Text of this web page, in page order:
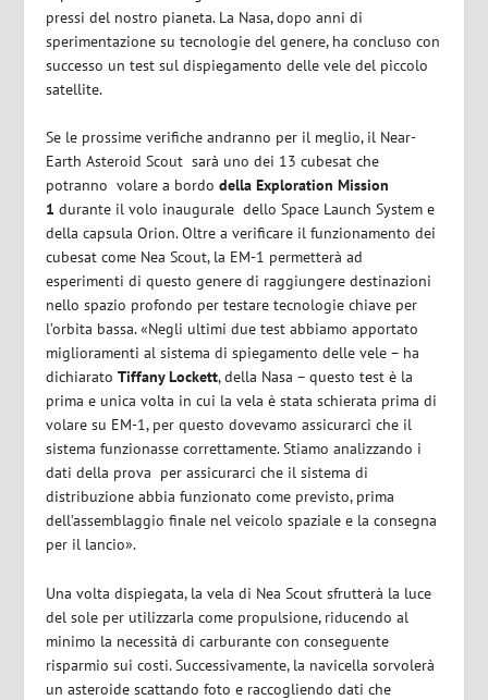
pressi del nostro pianeta. La Nasa, dopo anni di
sperimentazione su tecnologie del genere, ha concluso con
successo un test sul dispiegamento delle vele del piccolo
satellite.
Se le prossime verifiche andranno per il meglio, il Near-
Earth Asteroid Scout sarà uno dei 13 cubesat che
potranno volare a bordodella Exploration Mission
1 durante il volo inaugurale dello Space Launch System e
della capsula Orion. Oltre a verificare il funzionamento dei
cubesat come Nea Scout, la EM-1 permetterà ad
esperimenti di questo genere di raggiungere destinazioni
nello spazio profondo per testare tecnologie chiave per
l’orbita bassa. «Negli ultimi due test abbiamo apportato
miglioramenti al sistema di spiegamento delle vele – ha
dichiaratoTiffany Lockett, della Nasa – questo test è la
prima e unica volta in cui la vela è stata schierata prima di
volare su EM-1, per questo dovevamo assicurarci che il
sistema funzionasse correttamente. Stiamo analizzando i
dati della prova per assicurarci che il sistema di
distribuzione abbia funzionato come previsto, prima
dell’assemblaggio finale nel veicolo spaziale e la consegna
per il lancio».
Una volta dispiegata, la vela di Nea Scout sfrutterà la luce
del sole per utilizzarla come propulsione, riducendo al
minimo la necessità di carburante con conseguente
risparmio sui costi. Successivamente, la navicella sorvolerà
un asteroide scattando foto e raccogliendo dati che